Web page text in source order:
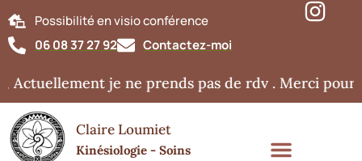
Possibilité en visio conférence
06 08 37 27 92
Contactez-moi
je ne prends pas de rdv . Merci pour
Claire Loumiet
Kinésiologie - Soins